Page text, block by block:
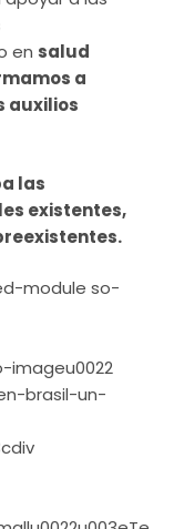
en salud
a
auxilios
las
existentes,
module so-
imageu0022
brasil-un-